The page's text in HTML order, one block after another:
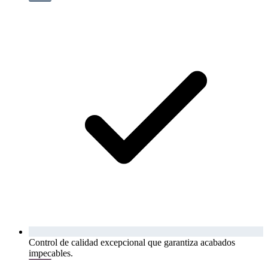
Control de calidad excepcional que garantiza acabados
impecables.